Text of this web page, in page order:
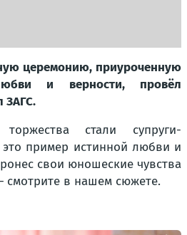
церемонию, приуроченную
и верности, провёл
ЗАГС.
стали супруги-
пример истинной любви и
свои юношеские чувства
смотрите в нашем сюжете.